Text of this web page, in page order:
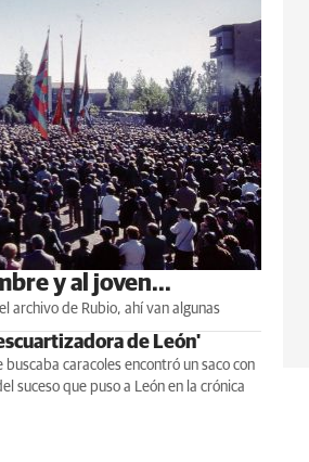
y al joven...
archivo de Rubio, ahí van algunas
de León'
buscaba caracoles encontró un saco con
suceso que puso a León en la crónica